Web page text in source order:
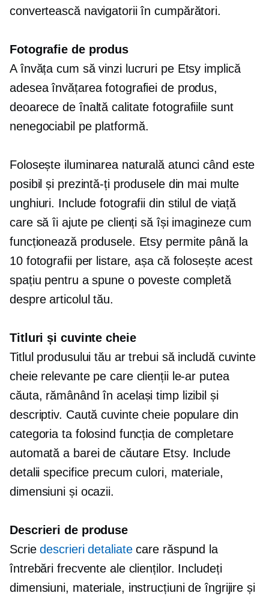
convertească navigatorii în cumpărători.
Fotografie de produs
A învăța cum să vinzi lucruri pe Etsy implică
adesea învățarea fotografiei de produs,
deoarecede înaltă calitate fotografiile sunt
nenegociabil pe platformă.
Folosește iluminarea naturală atunci când este
posibil și prezintă-ți produsele din mai multe
unghiuri. Include fotografii din stilul de viață
care să îi ajute pe clienți să își imagineze cum
funcționează produsele. Etsy permite până la
10 fotografii per listare, așa că folosește acest
spațiu pentru a spune o poveste completă
despre articolul tău.
Titluri și cuvinte cheie
Titlul produsului tău ar trebui să includă cuvinte
cheie relevante pe care clienții le-ar putea
căuta, rămânând în același timp lizibil și
descriptiv. Caută cuvinte cheie populare din
categoria ta folosind funcția de completare
automată a barei de căutare Etsy. Include
detalii specifice precum culori, materiale,
dimensiuni și ocazii.
Descrieri de produse
Scriedescrieri detaliatecare răspund la
întrebări frecvente ale clienților. Includeți
dimensiuni, materiale, instrucțiuni de îngrijire și